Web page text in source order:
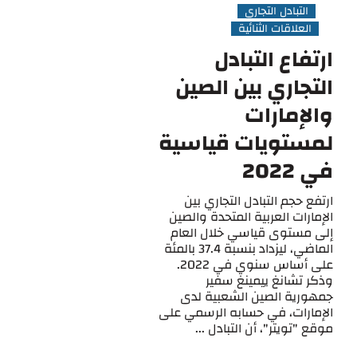
التبادل التجاري
العلاقات الثنائية
ارتفاع التبادل
التجاري بين الصين
والإمارات
لمستويات قياسية
في 2022
ارتفع حجم التبادل التجاري بين
الإمارات العربية المتحدة والصين
إلى مستوى قياسي خلال العام
الماضي، ليزداد بنسبة 37.4 بالمئة
على أساس سنوي في 2022.
وذكر تشانغ ييمينغ سفير
جمهورية الصين الشعبية لدى
الإمارات، في حسابه الرسمي على
موقع "تويتر"، أن التبادل ...